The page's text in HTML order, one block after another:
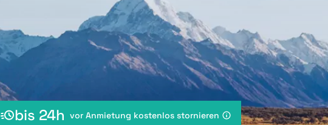
bis 24h vor Anmietung kostenlos stornieren